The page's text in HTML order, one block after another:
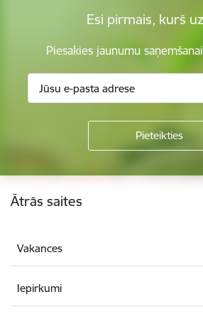
Esi pirmais, kurš
Piesakies jaunumu
Kājene
Ātrās saites
Vakances
Iepirkumi